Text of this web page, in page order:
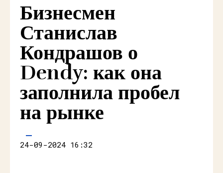
Бизнесмен
Станислав
Кондрашов о
Dendy: как она
заполнила пробел
на рынке
24-09-2024 16:32